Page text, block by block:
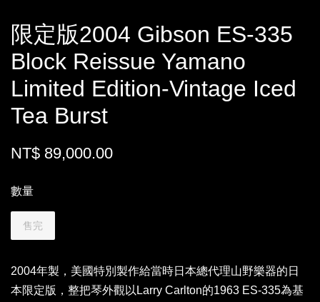
限定版2004 Gibson ES-335
Block Reissue Yamano
Limited Edition-Vintage Iced
Tea Burst
NT$ 89,000.00
數量
售完
2004年製，美國特別製作給當時日本總代理山野樂器的日
本限定版，整把琴外觀以Larry Carlton的1963 ES-335為基